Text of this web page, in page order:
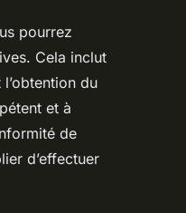
pourrez
Cela inclut
du
et à
de
d’effectuer